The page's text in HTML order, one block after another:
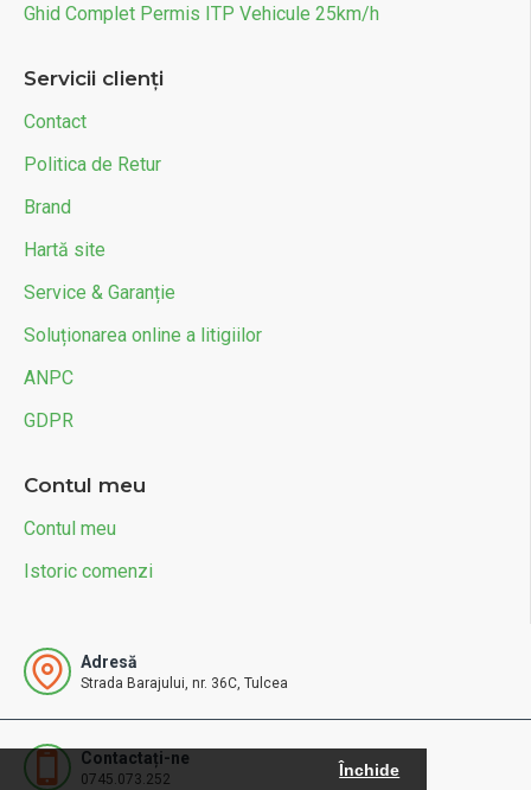
Închide
Ghid Complet Permis ITP Vehicule 25km/h
Servicii clienți
Contact
Politica de Retur
Brand
Hartă site
Service & Garanție
Soluționarea online a litigiilor
ANPC
GDPR
Contul meu
Contul meu
Istoric comenzi
Adresă
Strada Barajului, nr. 36C, Tulcea
Contactați-ne
0745.073.252